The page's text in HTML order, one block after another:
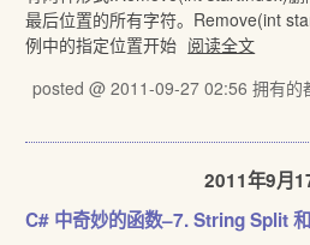
最后位置的所有字符。Remove(int
例中的指定位置开始 阅读全文
posted @ 2011-09-27 02:56 拥有的
2011年9月
C# 中奇妙的函数–7. String Split